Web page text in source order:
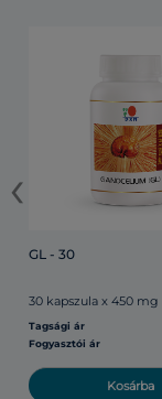
GL - 30
30 kapszula x 450 mg
Tagsági ár
Fogyasztói ár
Kosárba
‹